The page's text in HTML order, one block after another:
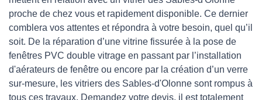
proche de chez vous et rapidement disponible. Ce dernier
comblera vos attentes et répondra à votre besoin, quel qu’il
soit. De la réparation d’une vitrine fissurée à la pose de
fenêtres PVC double vitrage en passant par l’installation
d'aérateurs de fenêtre ou encore par la création d’un verre
sur-mesure, les vitriers des Sables-d'Olonne sont rompus à
tous ces travaux. Demandez votre devis, il est totalement